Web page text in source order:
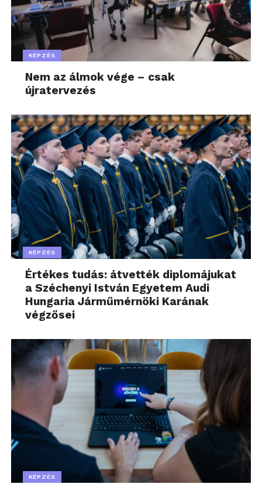
KÉPZÉS
Nem az álmok vége – csak
újratervezés
KÉPZÉS
Értékes tudás: átvették diplomájukat
a Széchenyi István Egyetem Audi
Hungaria Járműmérnöki Karának
végzősei
KÉPZÉS